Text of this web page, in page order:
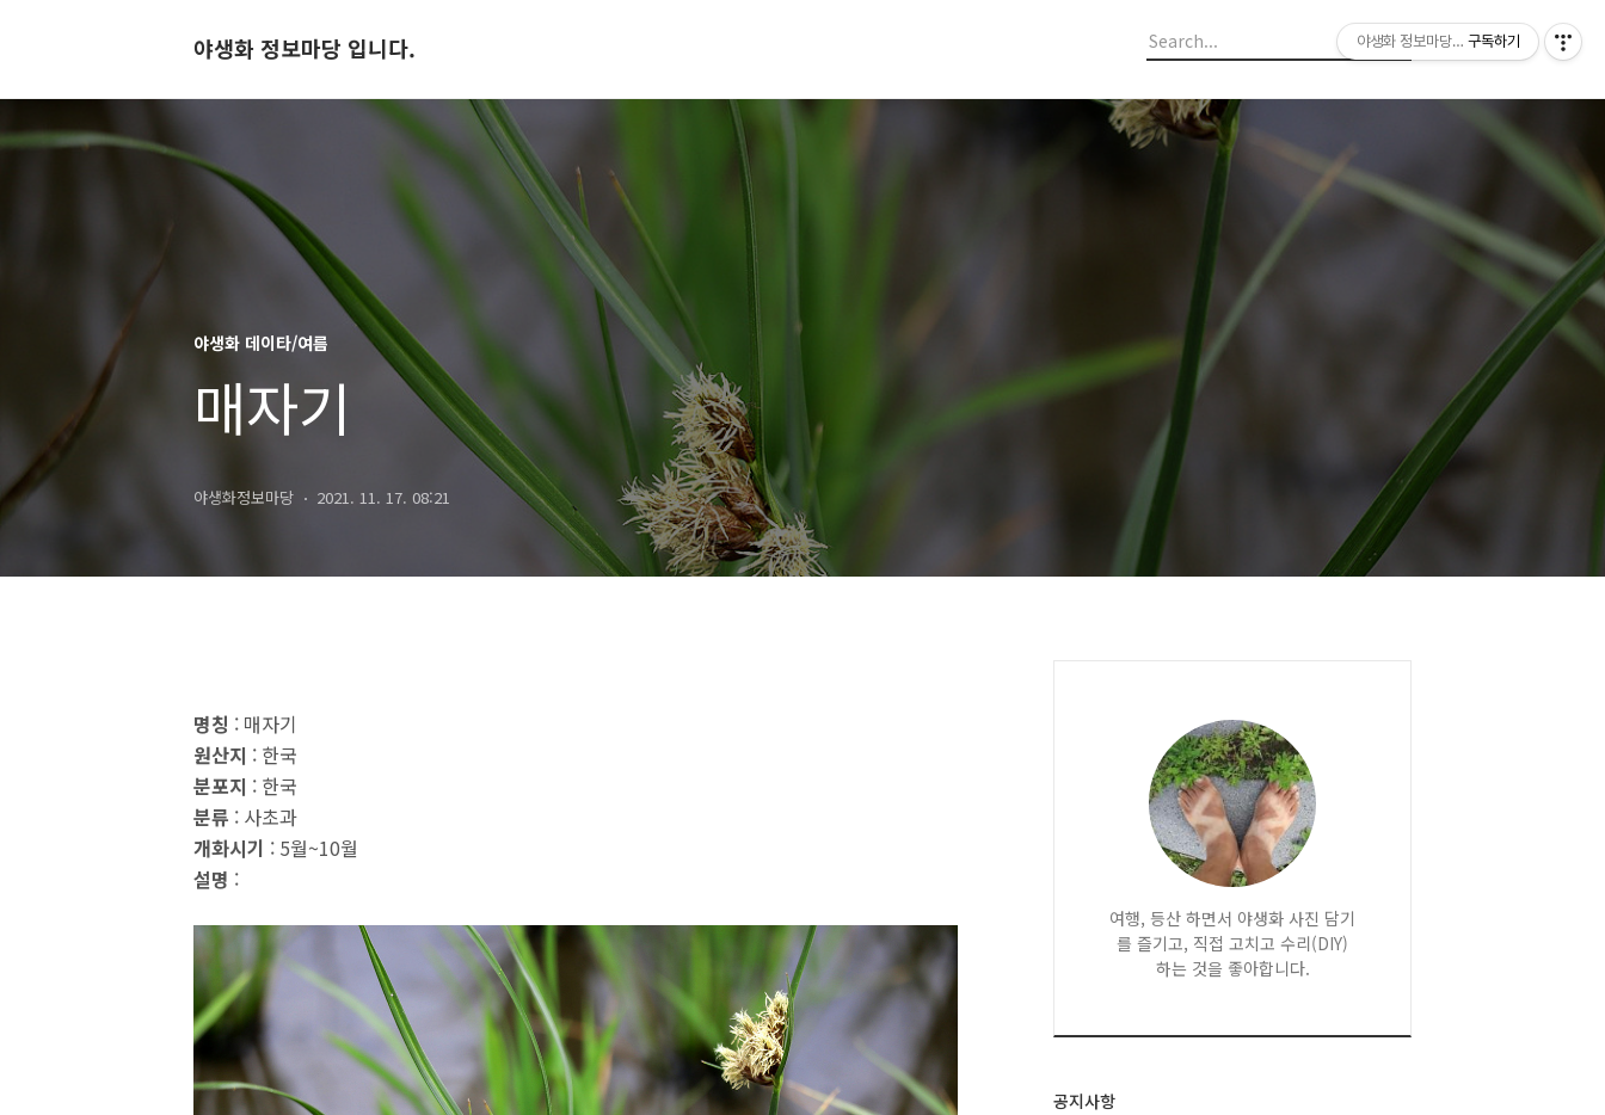
야생화 정보마당 입니다.
야생화 데이타/여름
매자기
야생화정보마당 2021. 11. 17. 08:21
명칭 : 매자기
원산지 : 한국
분포지 : 한국
분류 : 사초과
개화시기 : 5월~10월
설명 :
여행, 등산 하면서 야생화 사진 담기
를 즐기고, 직접 고치고 수리(DIY)
하는 것을 좋아합니다.
공지사항
야생화 정보마당 입니다.
구독하기